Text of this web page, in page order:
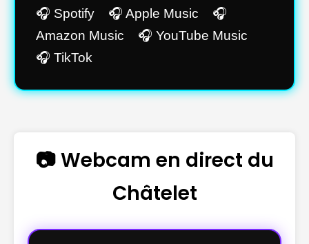
🎧 Spotify 🎧 Apple Music 🎧
Amazon Music 🎧 YouTube Music
🎧 TikTok
📷 Webcam en direct du
Châtelet